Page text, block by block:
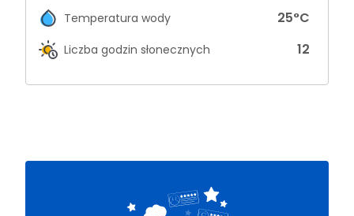
Temperatura wody 25°C
Liczba godzin słonecznych 12